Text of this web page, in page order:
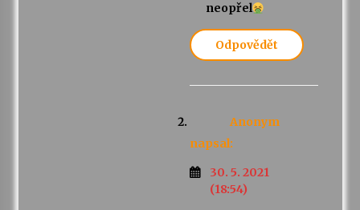
neopřel
Odpovědět
Anonym
napsal:
30. 5. 2021
(18:54)